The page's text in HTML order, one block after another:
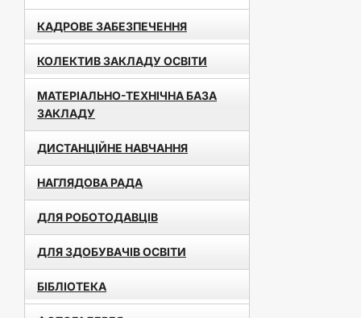
КАДРОВЕ ЗАБЕЗПЕЧЕННЯ
КОЛЕКТИВ ЗАКЛАДУ ОСВІТИ
МАТЕРІАЛЬНО-ТЕХНІЧНА БАЗА
ЗАКЛАДУ
ДИСТАНЦІЙНЕ НАВЧАННЯ
НАГЛЯДОВА РАДА
ДЛЯ РОБОТОДАВЦІВ
ДЛЯ ЗДОБУВАЧІВ ОСВІТИ
БІБЛІОТЕКА